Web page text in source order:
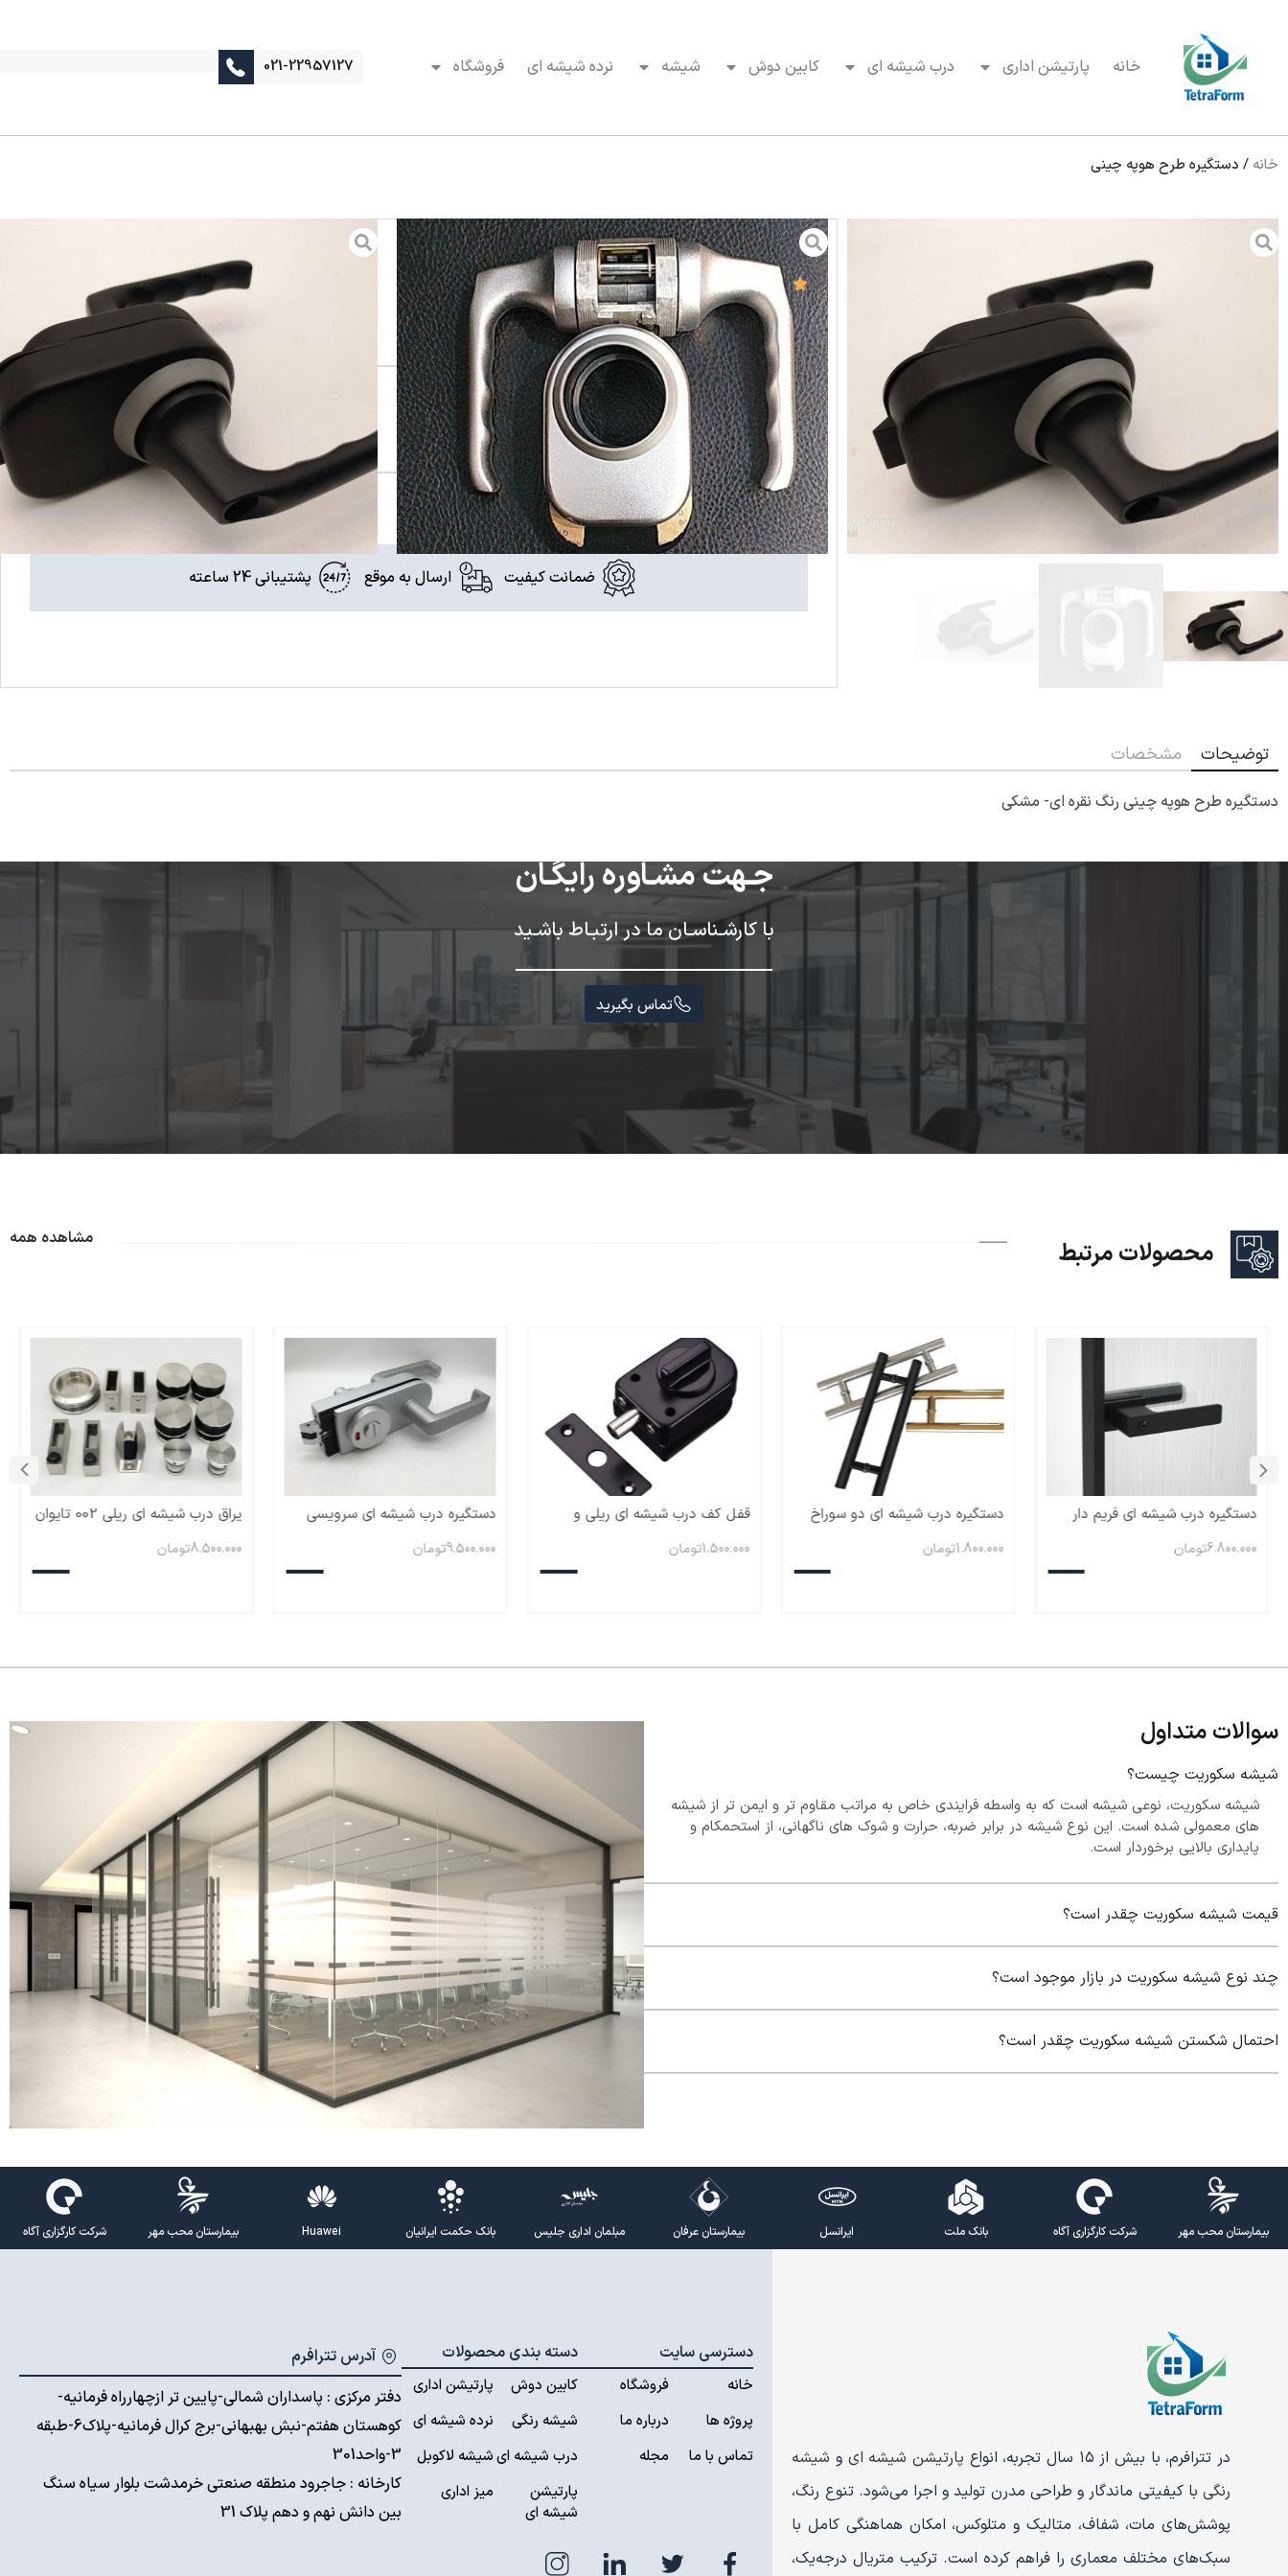
خانه پارتیشن اداری درب شیشه ای کابین دوش شیشه نرده شیشه ای فروشگاه 021-22957127
خانه / دستگیره طرح هوپه چینی
دستگیره طرح هوپه چینی
دستگیره طرح هوپه چینی رنگ نقره ای- مشکی
برای ارتباط و خرید: تماس بگیرید
دسته بندی:دسته ی یراق الات پارتیشن شیشه ای, یراق آلات
اشتراک گذاری:
ضمانت کیفیت ارسال به موقع پشتیبانی 24 ساعته
توضیحات مشخصات
دستگیره طرح هوپه چینی رنگ نقره ای- مشکی
جـهت مشـاوره رایگـان
با کارشـناسـان ما در ارتبـاط باشـید
تماس بگیرید
محصولات مرتبط مشاهده همه
دستگیره درب شیشه ای فریم دار
6.800.000تومان
دستگیره درب شیشه ای دو سوراخ
1.800.000تومان
قفل کف درب شیشه ای ریلی و
1.500.000تومان
دستگیره درب شیشه ای سرویسی
9.500.000تومان
یراق درب شیشه ای ریلی 002 تایوان
8.500.000تومان
سوالات متداول
شیشه سکوریت چیست؟
شیشه سکوریت، نوعی شیشه است که به واسطه فرایندی خاص به مراتب مقاوم تر و ایمن تر از شیشه
های معمولی شده است. این نوع شیشه در برابر ضربه، حرارت و شوک های ناگهانی، از استحمکام و
پایداری بالایی برخوردار است.
قیمت شیشه سکوریت چقدر است؟
چند نوع شیشه سکوریت در بازار موجود است؟
احتمال شکستن شیشه سکوریت چقدر است؟
شرکت کارگزاری آگاه بیمارستان محب مهر Huawei بانک حکمت ایرانیان مبلمان اداری جلیس بیمارستان عرفان ایرانسل بانک ملت شرکت کارگزاری آگاه بیمارستان محب مهر
در تترافرم، با بیش از ۱۵ سال تجربه، انواع پارتیشن شیشه ای و شیشه
رنگی با کیفیتی ماندگار و طراحی مدرن تولید و اجرا می‌شود. تنوع رنگ،
پوشش‌های مات، شفاف، متالیک و متلوکس، امکان هماهنگی کامل با
سبک‌های مختلف معماری را فراهم کرده است. ترکیب متریال درجه‌یک،
دسترسی سایت
خانه
پروژه ها
تماس با ما
فروشگاه
درباره ما
مجله
دسته بندی محصولات
کابین دوش
شیشه رنگی
درب شیشه ای
پارتیشن
شیشه ای
پارتیشن اداری
نرده شیشه ای
شیشه لاکوبل
میز اداری
آدرس تترافرم
دفتر مرکزی : پاسداران شمالی-پایین تر ازچهارراه فرمانیه-
کوهستان هفتم-نبش بهبهانی-برج کرال فرمانیه-پلاک6-طبقه
3-واحد301
کارخانه : جاجرود منطقه صنعتی خرمدشت بلوار سیاه سنگ
بین دانش نهم و دهم پلاک 31